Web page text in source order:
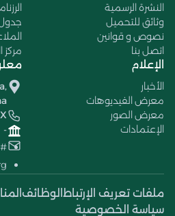
النشرة الرسمية
وثائق للتحميل
نصوص و قوانين
اتصل بنا
جدول
مركز
الإعلام
الأخبار
معرض الفيديوهات
معرض الصور
الإعتمادات
-
ملفات تعريف الإرتباط الوظائف
سياسة الخصوصية